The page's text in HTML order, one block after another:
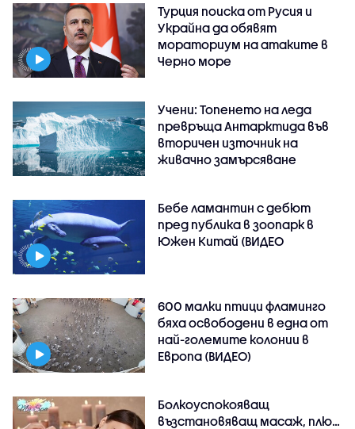
Турция поиска от Русия и
Украйна да обявят
мораториум на атаките в
Черно море
Учени: Топенето на леда
превръща Антарктида във
вторичен източник на
живачно замърсяване
Бебе ламантин с дебют
пред публика в зоопарк в
Южен Китай (ВИДЕО
600 малки птици фламинго
бяха освободени в една от
най-големите колонии в
Европа (ВИДЕО)
Болкоуспокояващ
възстановяващ масаж, плюс